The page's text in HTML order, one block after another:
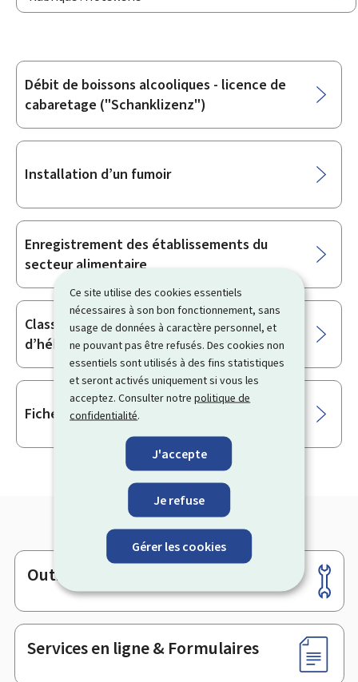
Ce site utilise des cookies essentiels
nécessaires à son bon fonctionnement, sans
usage de données à caractère personnel, et
ne pouvant pas être refusés. Des cookies non
essentiels sont utilisés à des fins statistiques
et seront activés uniquement si vous les
acceptez. Consulter notrepolitique de
confidentialité.
J'accepte
Je refuse
Gérer les cookies
Sous-
rubriques
Débit de boissons alcooliques - licence de
cabaretage ("Schanklizenz")
Installation d’un fumoir
Enregistrement des établissements du
secteur alimentaire
Classification des établissements
d’hébergement
Fiches d’hébergement des voyageurs
Pied
de
page
Outils
Services en ligne & Formulaires